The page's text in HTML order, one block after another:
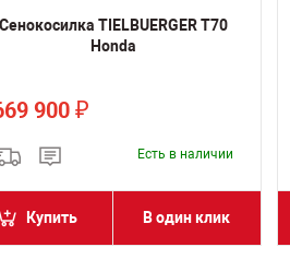
Сенокосилка TIELBUERGER T70
Honda
900 ₽
Есть в наличии
Купить В один клик